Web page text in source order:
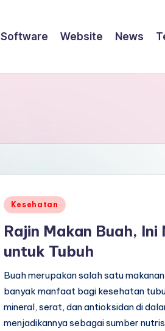
Software Website News
Posted
Kesehatan
Rajin Makan Buah,
untuk Tubuh
Buah merupakan salah satu
banyak manfaat bagi kesehatan
mineral, serat, dan antioksidan di
menjadikannya sebagai sumber